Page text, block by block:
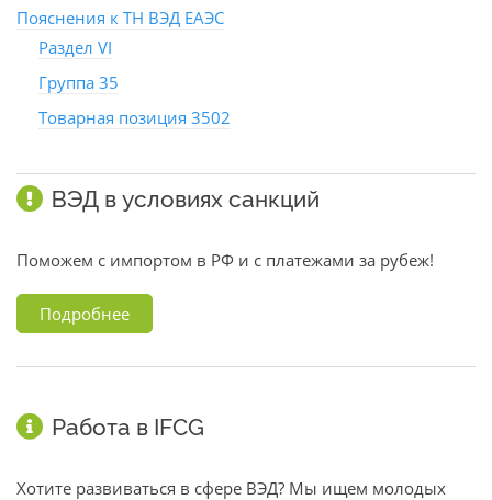
Пояснения к ТН ВЭД ЕАЭС
Раздел VI
Группа 35
Товарная позиция 3502
ВЭД в условиях санкций
Поможем с импортом в РФ и с платежами за рубеж!
Подробнее
Работа в IFCG
Хотите развиваться в сфере ВЭД? Мы ищем молодых